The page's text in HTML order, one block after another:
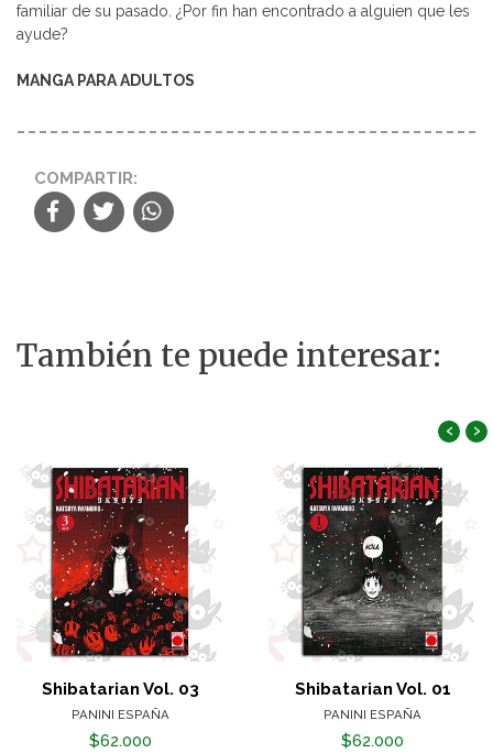
familiar de su pasado. ¿Por fin han encontrado a alguien que les
ayude?
MANGA PARA ADULTOS
COMPARTIR:
También te puede interesar:
Shibatarian Vol. 03
PANINI ESPAÑA
$62.000
Shibatarian Vol. 01
PANINI ESPAÑA
$62.000
‹ ›